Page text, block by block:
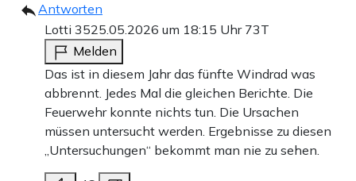
Antworten
Lotti 3525.05.2026 um 18:15 Uhr 73T
Melden
Das ist in diesem Jahr das fünfte Windrad was
abbrennt. Jedes Mal die gleichen Berichte. Die
Feuerwehr konnte nichts tun. Die Ursachen
müssen untersucht werden. Ergebnisse zu diesen
„Untersuchungen“ bekommt man nie zu sehen.